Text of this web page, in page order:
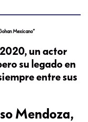
Mexicano”
un actor
su legado en
entre sus
Mendoza,